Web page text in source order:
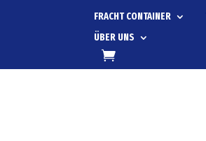
FRACHT CONTAINER
ÜBER UNS